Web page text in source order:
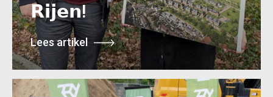
𝗥𝗶𝗷𝗲𝗻!
Lees artikel